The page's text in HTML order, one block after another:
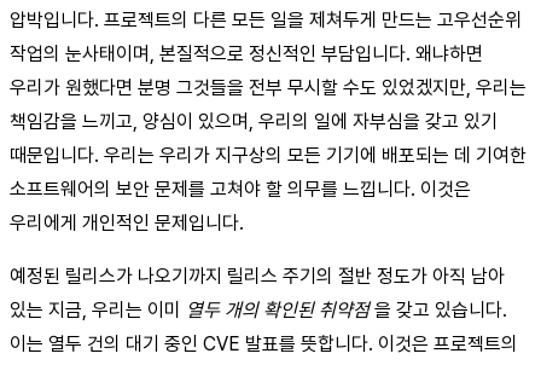
압박입니다. 프로젝트의 다른 모든 일을 제쳐두게 만드는 고우선순위
작업의 눈사태이며, 본질적으로 정신적인 부담입니다. 왜냐하면
우리가 원했다면 분명 그것들을 전부 무시할 수도 있었겠지만, 우리는
책임감을 느끼고, 양심이 있으며, 우리의 일에 자부심을 갖고 있기
때문입니다. 우리는 우리가 지구상의 모든 기기에 배포되는 데 기여한
소프트웨어의 보안 문제를 고쳐야 할 의무를 느낍니다. 이것은
우리에게 개인적인 문제입니다.
예정된 릴리스가 나오기까지 릴리스 주기의 절반 정도가 아직 남아
있는 지금, 우리는 이미
열두 개의 확인된 취약점을 갖고 있습니다.
이는 열두 건의 대기 중인 CVE 발표를 뜻합니다. 이것은 프로젝트의